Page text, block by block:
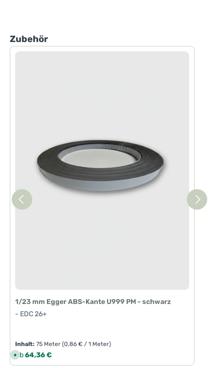
Produktgalerie überspringen
Zubehör
1/23 mm Egger ABS-Kante U999 PM - schwarz
- EDC 26+
Inhalt:75 Meter(0,86 € / 1 Meter)
Regulärer Preis:
S
o
f
Ab64,36 €